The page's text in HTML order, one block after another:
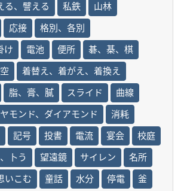
る、譬える
私鉄
山林
応接
格別、各別
け
電池 便所
碁、棊、棋
着替え、着がえ、着換え
脂、膏、膩 スライド
曲線
モンド、ダイアモンド
消耗
記号 投書 電流 宴会
校庭
卜う 望遠鏡 サイレン
名所
いこむ
童話 水分 停電
釜